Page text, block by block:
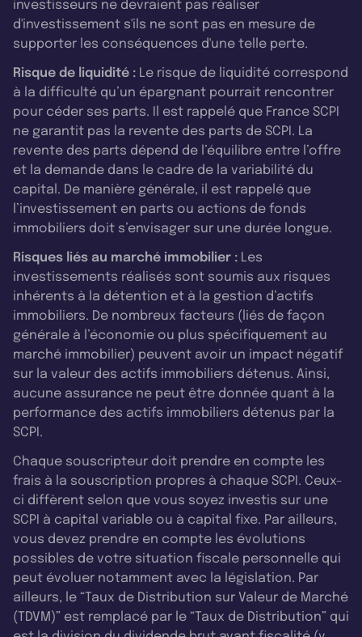
investisseurs ne devraient pas réaliser
d'investissement s'ils ne sont pas en mesure de
supporter les conséquences d'une telle perte.
Risque de liquidité : Le risque de liquidité correspond
à la difficulté qu’un épargnant pourrait rencontrer
pour céder ses parts. Il est rappelé que France SCPI
ne garantit pas la revente des parts de SCPI. La
revente des parts dépend de l’équilibre entre l’offre
et la demande dans le cadre de la variabilité du
capital. De manière générale, il est rappelé que
l’investissement en parts ou actions de fonds
immobiliers doit s’envisager sur une durée longue.
Risques liés au marché immobilier : Les
investissements réalisés sont soumis aux risques
inhérents à la détention et à la gestion d’actifs
immobiliers. De nombreux facteurs (liés de façon
générale à l’économie ou plus spécifiquement au
marché immobilier) peuvent avoir un impact négatif
sur la valeur des actifs immobiliers détenus. Ainsi,
aucune assurance ne peut être donnée quant à la
performance des actifs immobiliers détenus par la
SCPI.
Chaque souscripteur doit prendre en compte les
frais à la souscription propres à chaque SCPI. Ceux-
ci diffèrent selon que vous soyez investis sur une
SCPI à capital variable ou à capital fixe. Par ailleurs,
vous devez prendre en compte les évolutions
possibles de votre situation fiscale personnelle qui
peut évoluer notamment avec la législation. Par
ailleurs, le “Taux de Distribution sur Valeur de Marché
(TDVM)” est remplacé par le “Taux de Distribution” qui